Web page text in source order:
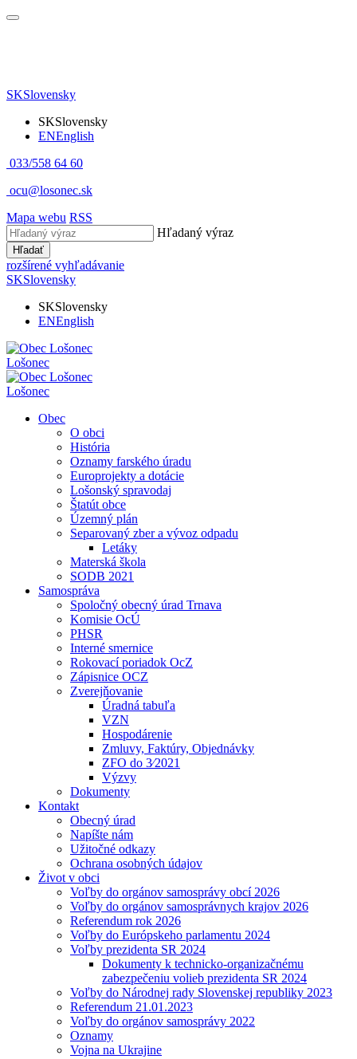
SKSlovensky
SKSlovensky
ENEnglish
033/558 64 60
ocu@losonec.sk
Mapa webu RSS
Hľadaný výraz
Hľadať
rozšírené vyhľadávanie
SKSlovensky
SKSlovensky
ENEnglish
Lošonec
Lošonec
Obec
O obci
História
Oznamy farského úradu
Europrojekty a dotácie
Lošonský spravodaj
Štatút obce
Územný plán
Separovaný zber a vývoz odpadu
Letáky
Materská škola
SODB 2021
Samospráva
Spoločný obecný úrad Trnava
Komisie OcÚ
PHSR
Interné smernice
Rokovací poriadok OcZ
Zápisnice OCZ
Zverejňovanie
Úradná tabuľa
VZN
Hospodárenie
Zmluvy, Faktúry, Objednávky
ZFO do 3⁄2021
Výzvy
Dokumenty
Kontakt
Obecný úrad
Napíšte nám
Užitočné odkazy
Ochrana osobných údajov
Život v obci
Voľby do orgánov samosprávy obcí 2026
Voľby do orgánov samosprávnych krajov 2026
Referendum rok 2026
Voľby do Európskeho parlamentu 2024
Voľby prezidenta SR 2024
Dokumenty k technicko-organizačnému
zabezpečeniu volieb prezidenta SR 2024
Voľby do Národnej rady Slovenskej republiky 2023
Referendum 21.01.2023
Voľby do orgánov samosprávy 2022
Oznamy
Vojna na Ukrajine